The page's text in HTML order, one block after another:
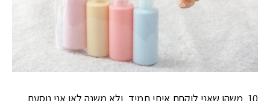
10. משהו שאני לוקחת איתי תמיד, ולא משנה לאן אני נוסעת